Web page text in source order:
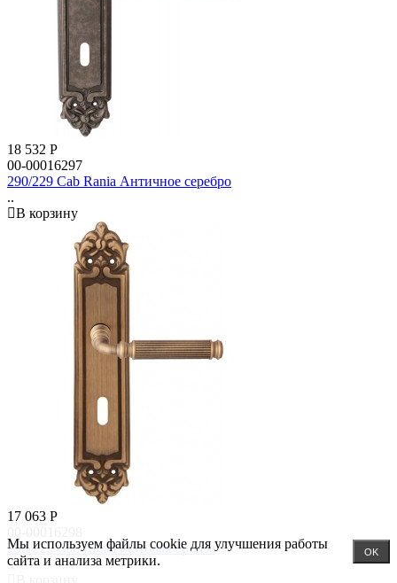
18 532 Р
00-00016297
290/229 Cab Rania Античное серебро
..
В корзину
17 063 Р
290/229 Cab Rania Матовая бронза
..
Мы используем файлы cookie для улучшения работы
сайта и анализа метрики.
OK